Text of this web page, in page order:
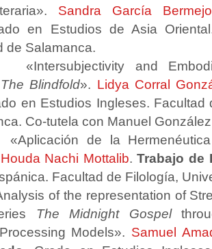
Sandra García Bermejo
en Estudios de Asia
de Salamanca.
«Intersubjectivity and
The Blindfold». Lidya Corral
en Estudios Ingleses. Facultad
Co-tutela con Manuel
«Aplicación de la
Houda Nachi Mottalib.Trabajo de
Facultad de Filología,
of the representation of
The Midnight Gospel
Models». Samuel